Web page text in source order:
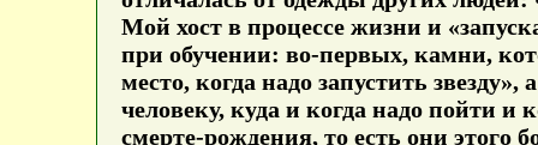
Мой хост в процессе жизни и
при обучении: во-первых, камни,
место, когда надо запустить
человеку, куда и когда надо пойти и
смерте-рождения, то есть они этого